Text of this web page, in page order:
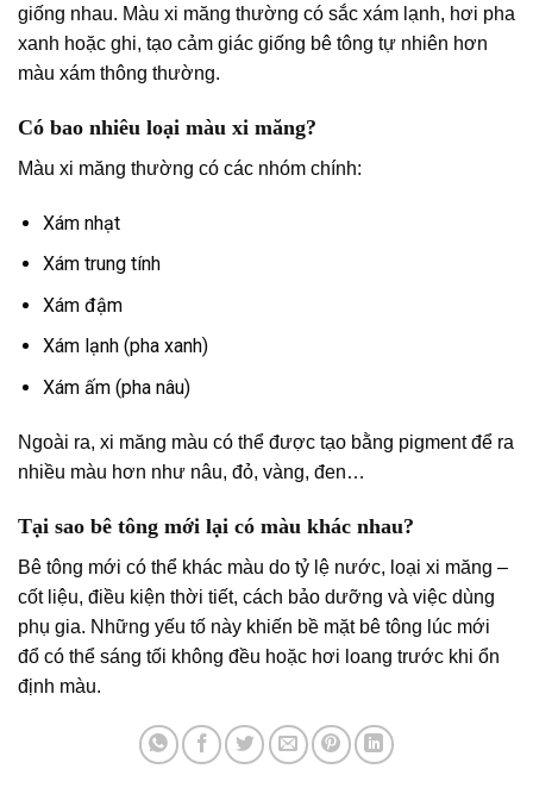
giống nhau. Màu xi măng thường có sắc xám lạnh, hơi pha
xanh hoặc ghi, tạo cảm giác giống bê tông tự nhiên hơn
màu xám thông thường.
Có bao nhiêu loại màu xi măng?
Màu xi măng thường có các nhóm chính:
Xám nhạt
Xám trung tính
Xám đậm
Xám lạnh (pha xanh)
Xám ấm (pha nâu)
Ngoài ra, xi măng màu có thể được tạo bằng pigment để ra
nhiều màu hơn như nâu, đỏ, vàng, đen…
Tại sao bê tông mới lại có màu khác nhau?
Bê tông mới có thể khác màu do tỷ lệ nước, loại xi măng –
cốt liệu, điều kiện thời tiết, cách bảo dưỡng và việc dùng
phụ gia. Những yếu tố này khiến bề mặt bê tông lúc mới
đổ có thể sáng tối không đều hoặc hơi loang trước khi ổn
định màu.